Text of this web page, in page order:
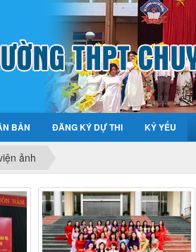
BẢN ĐĂNG KÝ DỰ THI KỶ YẾU
ảnh